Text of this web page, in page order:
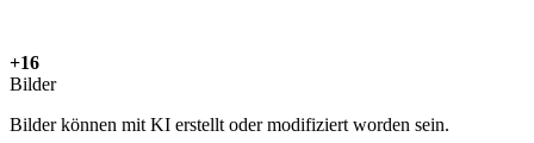
+16
Bilder
Bilder können mit KI erstellt oder modifiziert worden sein.